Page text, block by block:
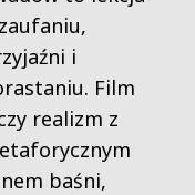
i
Film
realizm z
baśni,